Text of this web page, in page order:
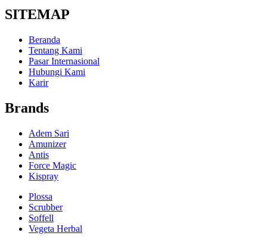
SITEMAP
Beranda
Tentang Kami
Pasar Internasional
Hubungi Kami
Karir
Brands
Adem Sari
Amunizer
Antis
Force Magic
Kispray
Plossa
Scrubber
Soffell
Vegeta Herbal